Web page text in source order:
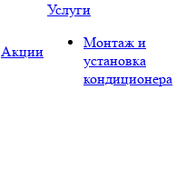
Акции
Услуги
Монтаж и
установка
кондиционера